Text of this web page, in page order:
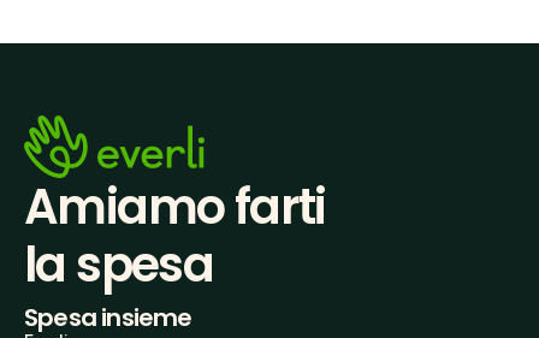
Amiamo farti
la spesa
Spesa insieme